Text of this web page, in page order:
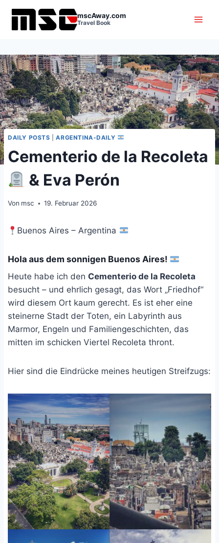
Inhalt
springen
mscAway.com
Travel Book
DAILY POSTS |ARGENTINA-DAILY
Cementerio de la Recoleta
& Eva Perón
Von msc 19. Februar 2026
Buenos Aires – Argentina
Hola aus dem sonnigen Buenos Aires!
Heute habe ich den Cementerio de la Recoleta
besucht – und ehrlich gesagt, das Wort „Friedhof“
wird diesem Ort kaum gerecht. Es ist eher eine
steinerne Stadt der Toten, ein Labyrinth aus
Marmor, Engeln und Familiengeschichten, das
mitten im schicken Viertel Recoleta thront.
Hier sind die Eindrücke meines heutigen Streifzugs: